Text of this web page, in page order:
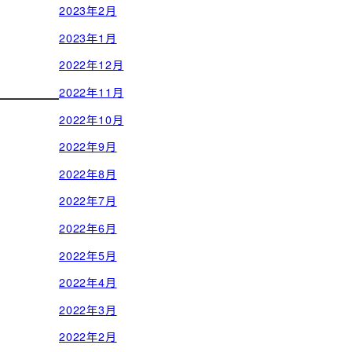
2023年2月
2023年1月
2022年12月
2022年11月
2022年10月
2022年9月
2022年8月
2022年7月
2022年6月
2022年5月
2022年4月
2022年3月
2022年2月